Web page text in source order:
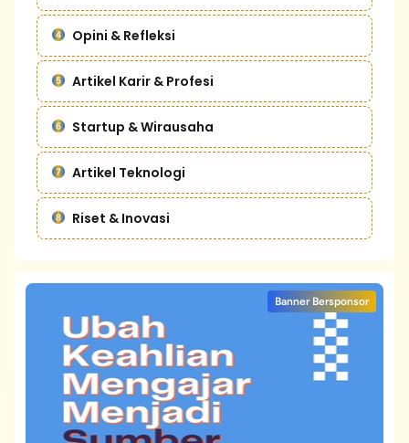
Opini & Refleksi
Artikel Karir & Profesi
Startup & Wirausaha
Artikel Teknologi
Riset & Inovasi
Banner Bersponsor